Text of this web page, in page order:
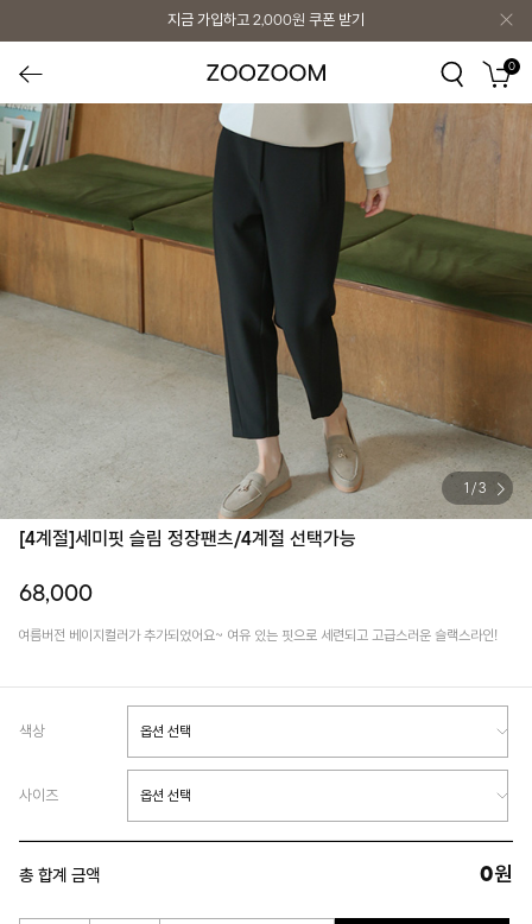
지금 가입하고 2,000원 쿠폰 받기
0
/ 3
[4계절]세미핏 슬림 정장팬츠/4계절 선택가능
68,000
여름버전 베이지컬러가 추가되었어요~ 여유 있는 핏으로 세련되고 고급스러운 슬랙스라인!
색상
사이즈
총 합계 금액 0원